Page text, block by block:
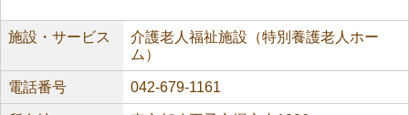
施設・サービス
介護老人福祉施設（特別養護老人ホー
ム）
電話番号 042-679-1161